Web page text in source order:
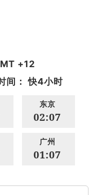
+12
间： 快4小时
东京
02:07
广州
01:07